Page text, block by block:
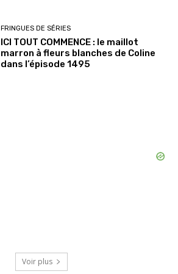
FRINGUES DE SÉRIES
ICI TOUT COMMENCE : le maillot
marron à fleurs blanches de Coline
dans l’épisode 1495
Voir plus